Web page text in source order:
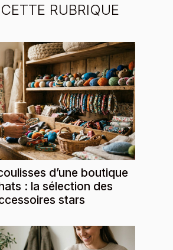
RUBRIQUE
d’une boutique
: la sélection des
stars